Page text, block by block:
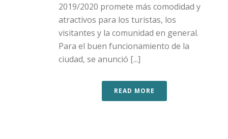
2019/2020 promete más comodidad y
atractivos para los turistas, los
visitantes y la comunidad en general.
Para el buen funcionamiento de la
ciudad, se anunció [...]
READ MORE